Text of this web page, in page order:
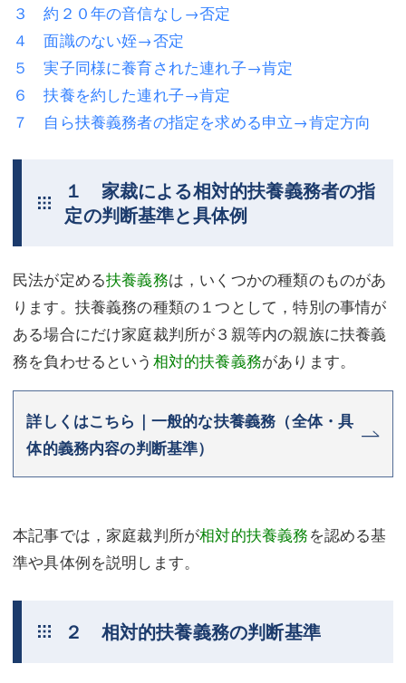
相続・遺言
離婚（夫婦間トラブル）
企業法務
労働問題（解雇，残業等）
交通事故
商業登記
調査・書面作成
債務整理
マスコミ取材・実績
アクセス
埼玉事務所 (さいたま市)
川口事務所（埼玉県川口市）
離婚（夫婦間トラブル）
企業法務
労働問題（解雇，残業等）
刑事弁護
不動産登記
調査・書面作成
債務整理
マスコミ取材・実績
アクセス
東京事務所 (新宿・四谷)
川口事務所（埼玉県川口市）
お問い合せフォーム
３ 約２０年の音信なし→否定
４ 面識のない姪→否定
５ 実子同様に養育された連れ子→肯定
６ 扶養を約した連れ子→肯定
７ 自ら扶養義務者の指定を求める申立→肯定方向
１ 家裁による相対的扶養義務者の指
定の判断基準と具体例
民法が定める扶養義務は，いくつかの種類のものがあ
ります。扶養義務の種類の１つとして，特別の事情が
ある場合にだけ家庭裁判所が３親等内の親族に扶養義
務を負わせるという 相対的扶養義務があります。
詳しくはこちら｜一般的な扶養義務（全体・具
体的義務内容の判断基準）
本記事では，家庭裁判所が相対的扶養義務を認める基
準や具体例を説明します。
２ 相対的扶養義務の判断基準